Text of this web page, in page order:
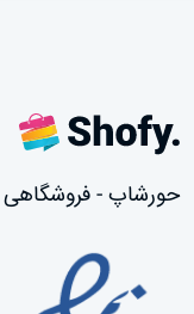
حورشاپ - فروشگاهی